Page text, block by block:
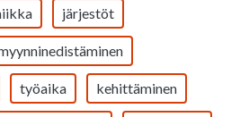
järjestöt
työaika kehittäminen